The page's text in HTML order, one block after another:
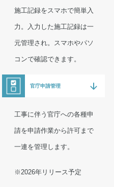
施工記録をスマホで簡単入
力。入力した施工記録は一
元管理され。スマホやパソ
コンで確認できます。
官庁申請管理
工事に伴う官庁への各種申
請を申請作業から許可まで
一連を管理します。
※2026年リリース予定